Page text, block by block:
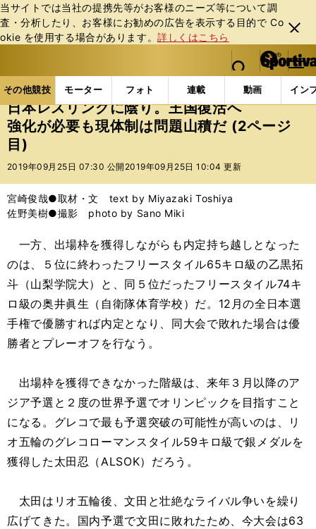
当サイトでは当社の提携先等がお客様のニーズ等について調
査・分析したり、お客様にお勧めの広告を表⽰する⽬的で Co
okie を使⽤する場合があります。詳しくはこちら
閉じ
る
web Sportiva (webスポルティーバ)
検索
マイペ
ー
ジ
メニュ
その他競技 モーター フォト 連載 動画 イン
ス
ポ
ル
テ
ー
バ
その他競技の記事一覧 格闘技 その他 日本レス
日本レスリングに陰り。王国復活へ
強化が必要も現体制は問題山積だ (2ページ
目)
2019年09月25日 07:30 公開 2019年09月25日 10:04 更新
宮崎俊哉●取材・文 text by Miyazaki Toshiya
佐野美樹●撮影 photo by Sano Miki
一方、出場枠を獲得しながらも内定持ち越しとなった
のは、５位に終わったフリースタイル65キロ級の乙黒拓
斗（山梨学院大）と、同５位だったフリースタイル74キ
ロ級の奥井眞生（自衛隊体育学校）だ。12月の全日本選
手権で優勝すれば内定となり、同大会で敗れた場合は優
勝者とプレーオフを行なう。
出場枠を獲得できなかった階級は、来年３月以降のア
ジア予選と２度の世界予選でオリンピックを目指すこと
になる。グレコで最も予選突破の可能性が高いのは、リ
オ五輪のグレコローマンスタイル59キロ級で銀メダルを
獲得した太田忍（ALSOK）だろう。
太田はリオ五輪後、文田と壮絶なライバル争いを繰り
広げてきた。国内予選で文田に敗れたため、今大会は63